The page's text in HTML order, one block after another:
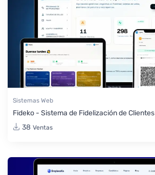
Sistemas Web
Fideko - Sistema de Fidelización de Clientes
38 Ventas